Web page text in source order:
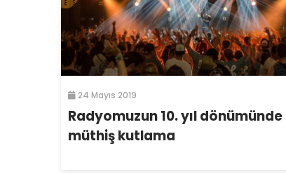
24 Mayıs 2019
Radyomuzun 10. yıl dönümünde
müthiş kutlama